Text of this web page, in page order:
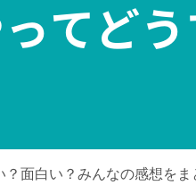
面白い？みんなの感想をま